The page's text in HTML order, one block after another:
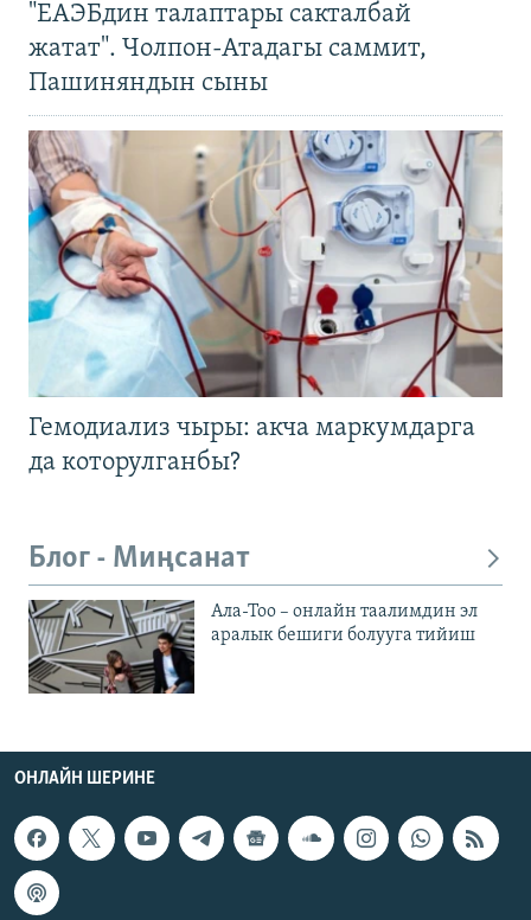
"ЕАЭБдин талаптары сакталбай
жатат". Чолпон-Атадагы саммит,
Пашиняндын сыны
Гемодиализ чыры: акча маркумдарга
да которулганбы?
Блог - Миңсанат
Ала-Тоо – онлайн таалимдин эл
аралык бешиги болууга тийиш
ОНЛАЙН ШЕРИНЕ